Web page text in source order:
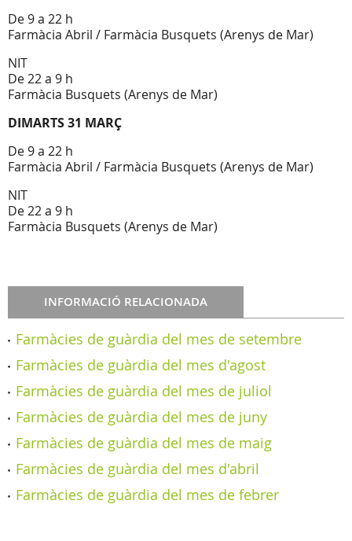
De 9 a 22 h
Farmàcia Abril / Farmàcia Busquets (Arenys de Mar)
NIT
De 22 a 9 h
Farmàcia Busquets (Arenys de Mar)
DIMARTS 31 MARÇ
De 9 a 22 h
Farmàcia Abril / Farmàcia Busquets (Arenys de Mar)
NIT
De 22 a 9 h
Farmàcia Busquets (Arenys de Mar)
INFORMACIÓ RELACIONADA
Farmàcies de guàrdia del mes de setembre
Farmàcies de guàrdia del mes d'agost
Farmàcies de guàrdia del mes de juliol
Farmàcies de guàrdia del mes de juny
Farmàcies de guàrdia del mes de maig
Farmàcies de guàrdia del mes d'abril
Farmàcies de guàrdia del mes de febrer